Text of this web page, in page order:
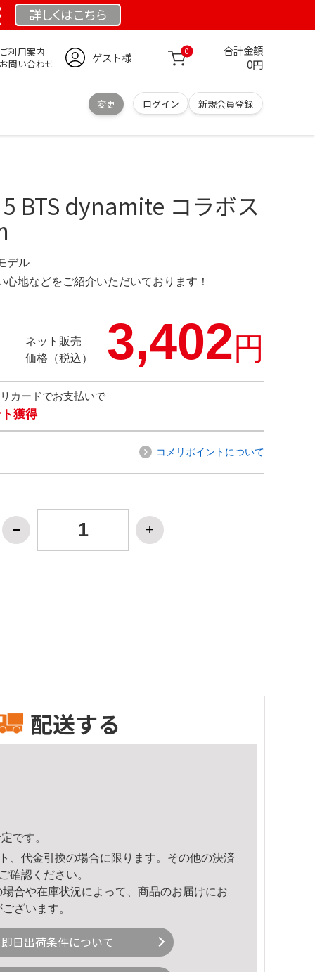
詳しくはこちら
ご利用案内
お問い合わせ
ゲスト様 0 合計金額
0円
変更 ログイン 新規会員登録
5 BTS dynamite コラボス
デル
地などをご紹介いただいております！
ネット販売
価格（税込）
3,402円
カードでお支払いで
獲得
コメリポイントについて
配送する
です。
、代金引換の場合に限ります。その他の決済
確認ください。
合や在庫状況によって、商品のお届けにお
ざいます。
即日出荷条件について